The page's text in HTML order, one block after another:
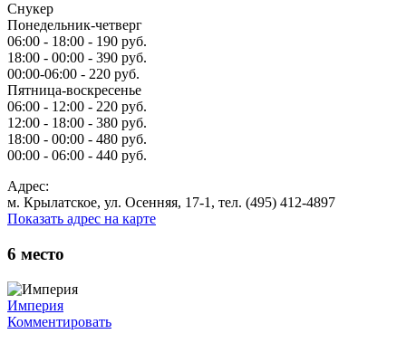
Снукер
Понедельник-четверг
06:00 - 18:00 - 190 руб.
18:00 - 00:00 - 390 руб.
00:00-06:00 - 220 руб.
Пятница-воскресенье
06:00 - 12:00 - 220 руб.
12:00 - 18:00 - 380 руб.
18:00 - 00:00 - 480 руб.
00:00 - 06:00 - 440 руб.
Адрес:
м. Крылатское, ул. Осенняя, 17-1, тел. (495) 412-4897
Показать адрес на карте
6 место
Империя
Комментировать